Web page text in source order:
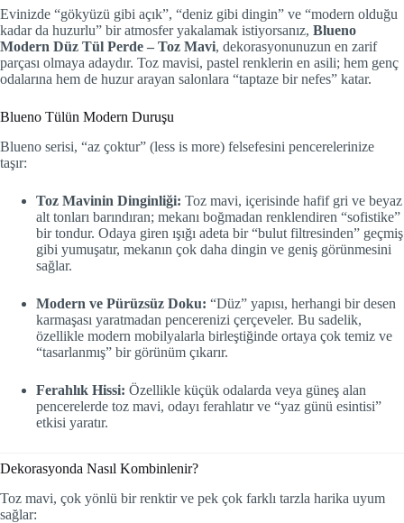
Evinizde “gökyüzü gibi açık”, “deniz gibi dingin” ve “modern olduğu
kadar da huzurlu” bir atmosfer yakalamak istiyorsanız, Blueno
Modern Düz Tül Perde – Toz Mavi, dekorasyonunuzun en zarif
parçası olmaya adaydır. Toz mavisi, pastel renklerin en asili; hem genç
odalarına hem de huzur arayan salonlara “taptaze bir nefes” katar.
Blueno Tülün Modern Duruşu
Blueno serisi, “az çoktur” (less is more) felsefesini pencerelerinize
taşır:
Toz Mavinin Dinginliği: Toz mavi, içerisinde hafif gri ve beyaz
alt tonları barındıran; mekanı boğmadan renklendiren “sofistike”
bir tondur. Odaya giren ışığı adeta bir “bulut filtresinden” geçmiş
gibi yumuşatır, mekanın çok daha dingin ve geniş görünmesini
sağlar.
Modern ve Pürüzsüz Doku: “Düz” yapısı, herhangi bir desen
karmaşası yaratmadan pencerenizi çerçeveler. Bu sadelik,
özellikle modern mobilyalarla birleştiğinde ortaya çok temiz ve
“tasarlanmış” bir görünüm çıkarır.
Ferahlık Hissi: Özellikle küçük odalarda veya güneş alan
pencerelerde toz mavi, odayı ferahlatır ve “yaz günü esintisi”
etkisi yaratır.
Dekorasyonda Nasıl Kombinlenir?
Toz mavi, çok yönlü bir renktir ve pek çok farklı tarzla harika uyum
sağlar: